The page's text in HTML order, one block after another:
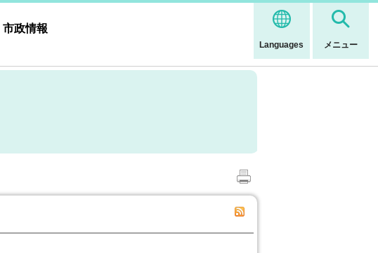
Languages メニュー
市政情報